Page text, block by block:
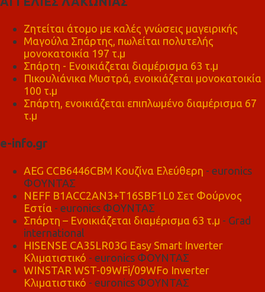
Ζητείται άτομο με καλές γνώσεις μαγειρικής
Μαγούλα Σπάρτης, πωλείται πολυτελής
μονοκατοικία 197 τ.μ
Σπάρτη - Ενοικιάζεται διαμέρισμα 63 τ.μ
Πικουλιάνικα Μυστρά, ενοικιάζεται μονοκατοικία
100 τ.μ
Σπάρτη, ενοικιάζεται επιπλωμένο διαμέρισμα 67
τ.μ
e-info.gr
AEG CCB6446CBM Κουζίνα Ελεύθερη - euronics
ΦΟΥΝΤΑΣ
NEFF B1ACC2AN3+T16SBF1L0 Σετ Φούρνος
Εστία - euronics ΦΟΥΝΤΑΣ
Σπάρτη – Ενοικιάζεται διαμέρισμα 63 τ.μ - Grad
international
HISENSE CA35LR03G Easy Smart Inverter
Κλιματιστικό - euronics ΦΟΥΝΤΑΣ
WINSTAR WST-09WFi/09WFo Inverter
Κλιματιστικό - euronics ΦΟΥΝΤΑΣ